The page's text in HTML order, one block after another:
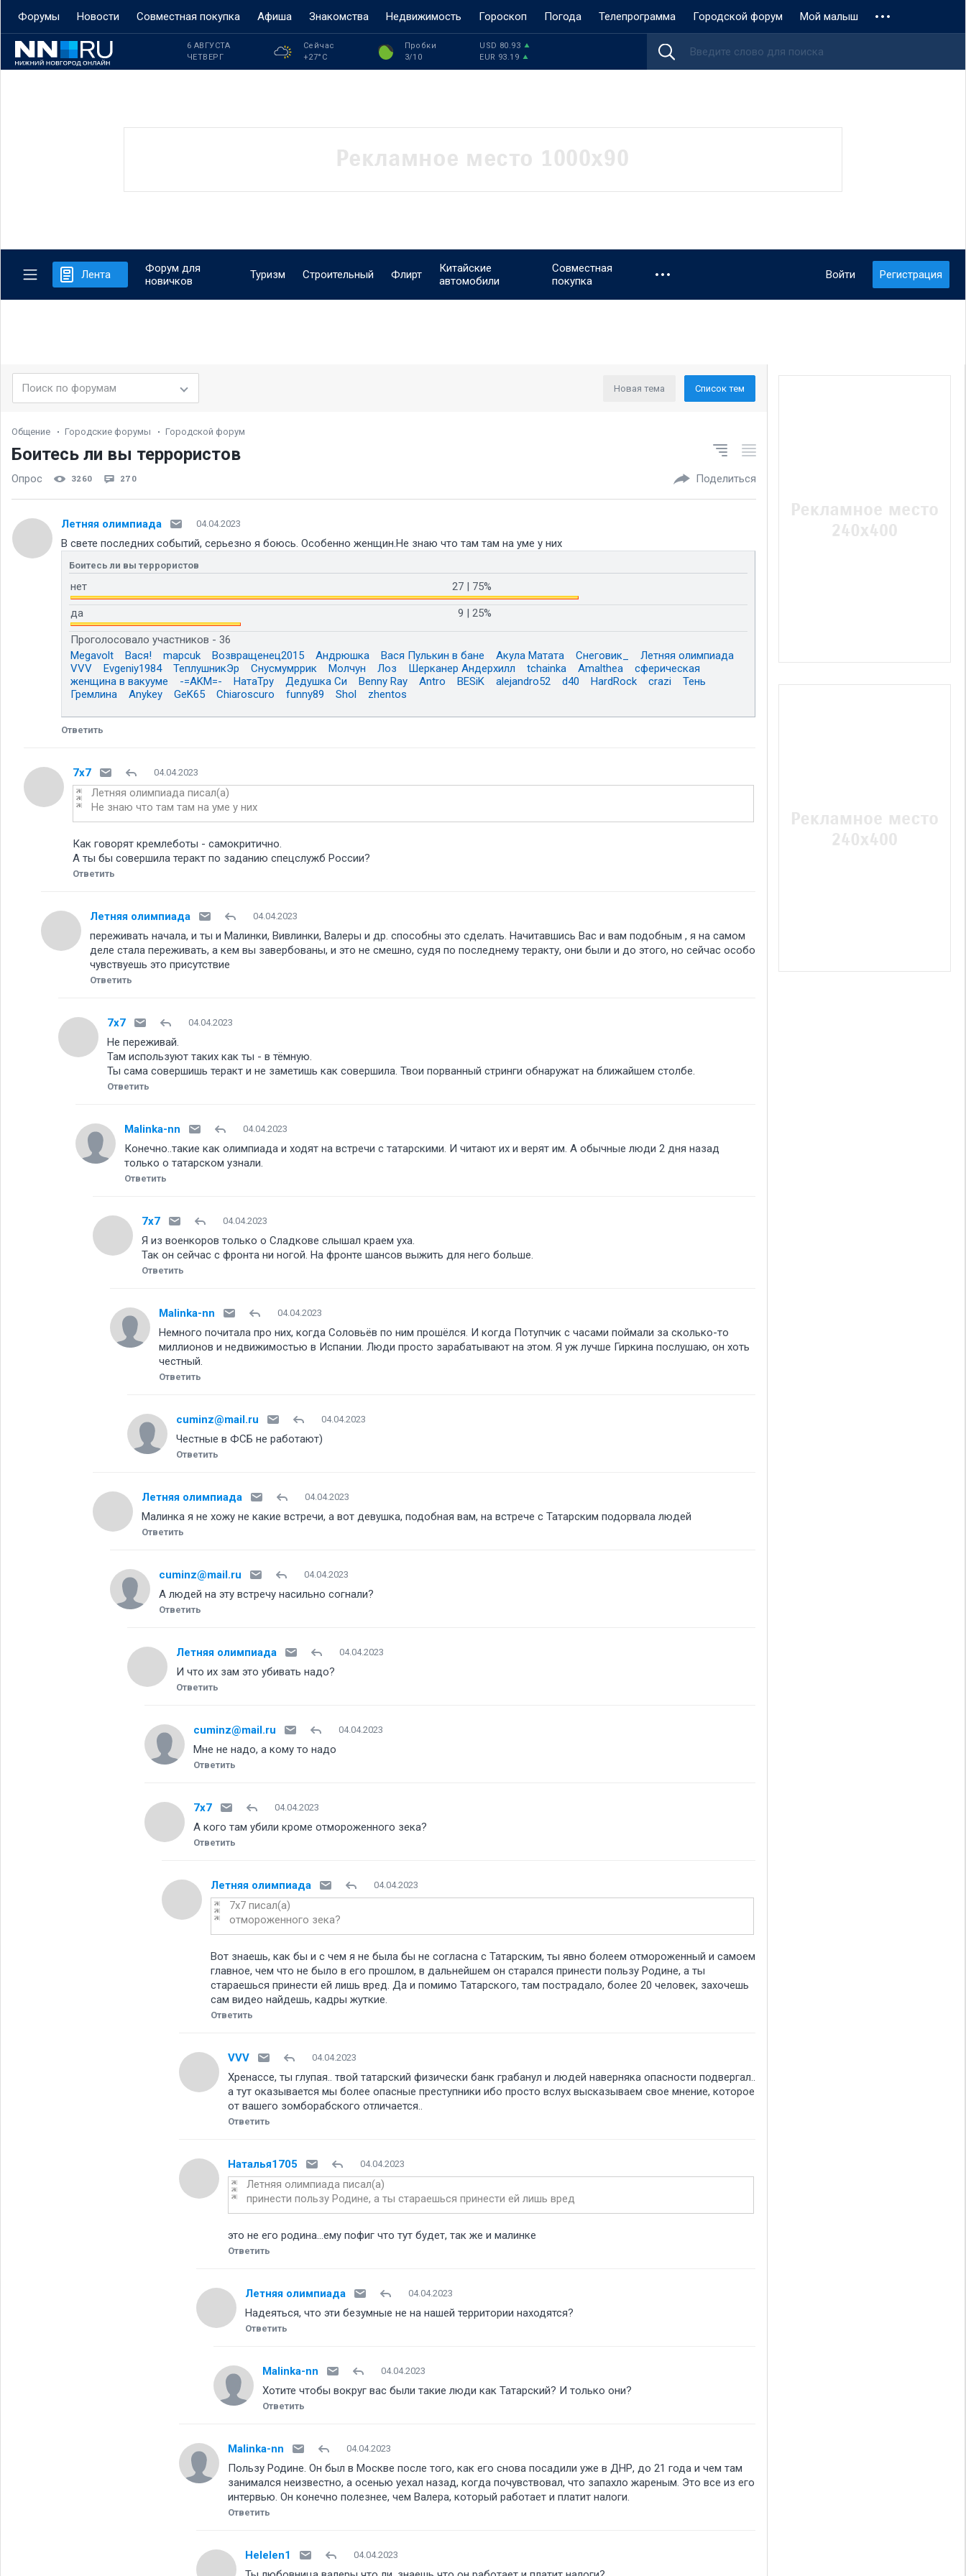
Форумы Новости Совместная покупка Афиша Знакомства Недвижимость Гороскоп Погода Телепрограмма Городской форум Мой малыш
6 АВГУСТА
ЧЕТВЕРГ
Сейчас
+27°C
Пробки
3/10
USD 80.93
EUR 93.19
Лента
Форум для
новичков
Туризм Строительный Флирт
Китайские
автомобили
Совместная
покупка
Войти Регистрация
Новая тема Список тем
Общение Городские форумы Городской форум
Боитесь ли вы террористов
Опрос 3260 270 Поделиться
Летняя олимпиада 04.04.2023
В свете последних событий, серьезно я боюсь. Особенно женщин.Не знаю что там там на уме у них
Боитесь ли вы террористов
нет 27 | 75%
да 9 | 25%
Проголосовало участников - 36
Megavolt
Вася! mapcuk Возвращенец2015 Андрюшка Вася Пулькин в бане Акула Матата Снеговик_
Летняя олимпиада
VVV
Evgeniy1984 ТеплушникЭр Снусмумррик Молчун Лоз Шерканер Андерхилл tchainka Amalthea
сферическая
женщина в вакууме
-=AKM=- НатаТру Дедушка Си Benny Ray Antro BESiK alejandro52 d40 HardRock crazi
Тень
Гремлина
Anykey GeK65 Chiaroscuro funny89 Shol zhentos
Ответить
7x7 04.04.2023
Летняя олимпиада писал(а)
Не знаю что там там на уме у них
Как говорят кремлеботы - самокритично.
А ты бы совершила теракт по заданию спецслужб России
Ответить
Летняя олимпиада 04.04.2023
переживать начала, и ты и Малинки, Вивлинки, Валеры и др. способны это сделать. Начитавшись Вас и вам подобным , я на самом
деле стала переживать, а кем вы завербованы, и это не смешно, судя по последнему теракту, они были и до этого, но сейчас особо
чувствуешь это присутствие
Ответить
7x7 04.04.2023
Не переживай.
Там используют таких как ты - в тёмную.
Ты сама совершишь теракт и не заметишь как совершила. Твои порванный стринги обнаружат на ближайшем столбе.
Ответить
Malinka-nn 04.04.2023
Конечно..такие как олимпиада и ходят на встречи с татарскими. И читают их и верят им. А обычные люди 2 дня назад
только о татарском узнали.
Ответить
7x7 04.04.2023
Я из военкоров только о Сладкове слышал краем уха.
Так он сейчас с фронта ни ногой. На фронте шансов выжить для него больше.
Ответить
Malinka-nn 04.04.2023
Немного почитала про них, когда Соловьёв по ним прошёлся. И когда Потупчик с часами поймали за сколько-то
миллионов и недвижимостью в Испании. Люди просто зарабатывают на этом. Я уж лучше Гиркина послушаю, он хоть
честный.
Ответить
cuminz@mail.ru 04.04.2023
Честные в ФСБ не работают)
Ответить
Летняя олимпиада 04.04.2023
Малинка я не хожу не какие встречи, а вот девушка, подобная вам, на встрече с Татарским подорвала людей
Ответить
cuminz@mail.ru 04.04.2023
А людей на эту встречу насильно согнали
Ответить
Летняя олимпиада 04.04.2023
И что их зам это убивать надо
Ответить
cuminz@mail.ru 04.04.2023
Мне не надо, а кому то надо
Ответить
7x7 04.04.2023
А кого там убили кроме отмороженного зека
Ответить
Летняя олимпиада 04.04.2023
7x7 писал(а)
отмороженного зека
Вот знаешь, как бы и с чем я не была бы не согласна с Татарским, ты явно болеем отмороженный и самоем
главное, чем что не было в его прошлом, в дальнейшем он старался принести пользу Родине, а ты
стараешься принести ей лишь вред. Да и помимо Татарского, там пострадало, более 20 человек, захочешь
сам видео найдешь, кадры жуткие.
Ответить
VVV 04.04.2023
Хренассе, ты глупая.. твой татарский физически банк грабанул и людей наверняка опасности подвергал..
а тут оказывается мы более опасные преступники ибо просто вслух высказываем свое мнение, которое
от вашего зомборабского отличается..
Ответить
Наталья1705 04.04.2023
Летняя олимпиада писал(а)
принести пользу Родине, а ты стараешься принести ей лишь вред
это не его родина...ему пофиг что тут будет, так же и малинке
Ответить
Летняя олимпиада 04.04.2023
Надеяться, что эти безумные не на нашей территории находятся
Ответить
Malinka-nn 04.04.2023
Хотите чтобы вокруг вас были такие люди как Татарский? И только они
Ответить
Malinka-nn 04.04.2023
Пользу Родине. Он был в Москве после того, как его снова посадили уже в ДНР, до 21 года и чем там
занимался неизвестно, а осенью уехал назад, когда почувствовал, что запахло жареным. Это все из его
интервью. Он конечно полезнее, чем Валера, который работает и платит налоги.
Ответить
Helelen1 04.04.2023